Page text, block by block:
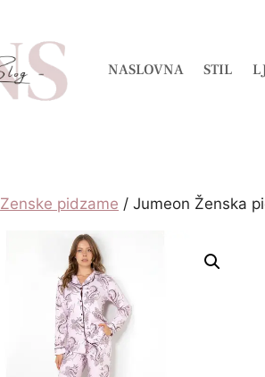
NASLOVNA STIL
Zenske pidzame / Jumeon Ženska